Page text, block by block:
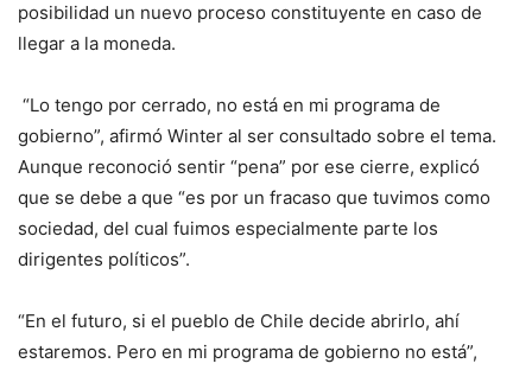
posibilidad un nuevo proceso constituyente en caso de
llegar a la moneda.
“Lo tengo por cerrado, no está en mi programa de
gobierno”, afirmó Winter al ser consultado sobre el tema.
Aunque reconoció sentir “pena” por ese cierre, explicó
que se debe a que “es por un fracaso que tuvimos como
sociedad, del cual fuimos especialmente parte los
dirigentes políticos”.
“En el futuro, si el pueblo de Chile decide abrirlo, ahí
estaremos. Pero en mi programa de gobierno no está”,